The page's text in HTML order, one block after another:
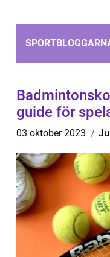
guide för
03 oktober 2023